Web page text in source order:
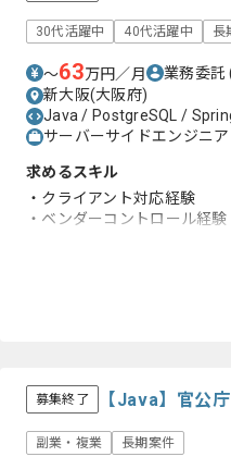
30代活躍中 40代活躍中 長
〜63万円／月 業務委託
新大阪(大阪府)
Java / PostgreSQL /
サーバーサイドエンジニ
求めるスキル
・クライアント対応経験
・ベンダーコントロール経験
募集終了 【Java】官公
副業・複業 長期案件